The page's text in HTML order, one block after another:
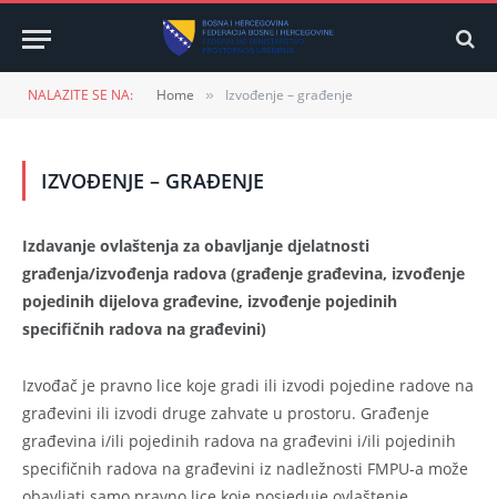
NALAZITE SE NA: Home » Izvođenje – građenje
IZVOĐENJE – GRAĐENJE
Izdavanje ovlaštenja za obavljanje djelatnosti
građenja/izvođenja radova (građenje građevina, izvođenje
pojedinih dijelova građevine, izvođenje pojedinih
specifičnih radova na građevini)
Izvođač je pravno lice koje gradi ili izvodi pojedine radove na
građevini ili izvodi druge zahvate u prostoru. Građenje
građevina i/ili pojedinih radova na građevini i/ili pojedinih
specifičnih radova na građevini iz nadležnosti FMPU-a može